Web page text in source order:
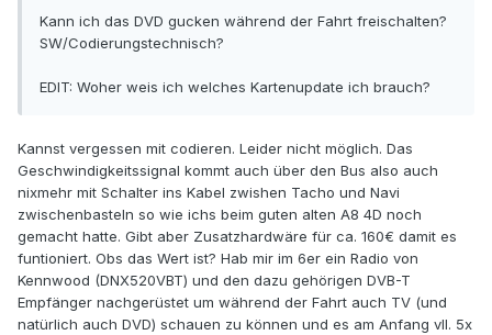
Kann ich das DVD gucken während der Fahrt freischalten?
SW/Codierungstechnisch?
EDIT: Woher weis ich welches Kartenupdate ich brauch?
Kannst vergessen mit codieren. Leider nicht möglich. Das
Geschwindigkeitssignal kommt auch über den Bus also auch
nixmehr mit Schalter ins Kabel zwishen Tacho und Navi
zwischenbasteln so wie ichs beim guten alten A8 4D noch
gemacht hatte. Gibt aber Zusatzhardwäre für ca. 160€ damit es
funtioniert. Obs das Wert ist? Hab mir im 6er ein Radio von
Kennwood (DNX520VBT) und den dazu gehörigen DVB-T
Empfänger nachgerüstet um während der Fahrt auch TV (und
natürlich auch DVD) schauen zu können und es am Anfang vll. 5x